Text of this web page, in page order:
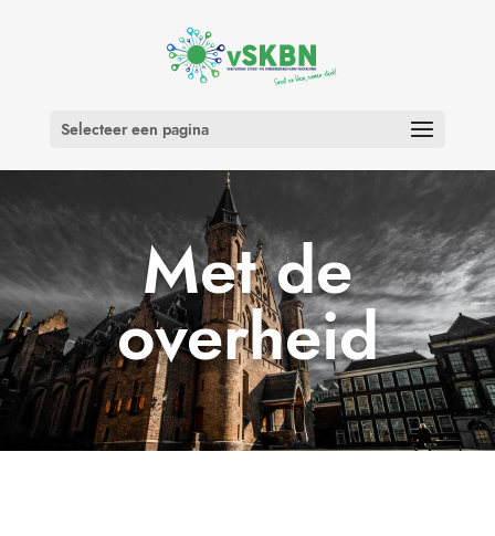
Selecteer een pagina
Met de
overheid